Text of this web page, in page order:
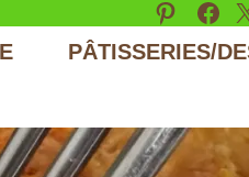
PinterestX
PÂTISSERIES/